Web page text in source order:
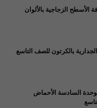
الأسطح الزجاجية بالألوان
بالكرتون للصف التاسع
السادسة الأحماض